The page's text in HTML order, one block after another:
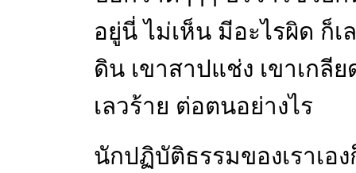
อยู่นี่ ไม่เห็น มีอะไรผิด ก็
ดิน เขาสาปแช่ง เขาเกลี
เลวร้าย ต่อตนอย่างไร
นักปฏิบัติธรรมของเราเอ